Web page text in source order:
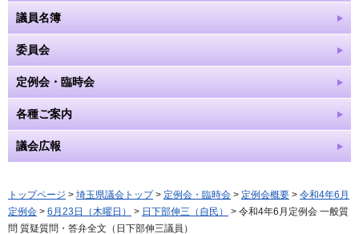
議員名簿
委員会
定例会・臨時会
各種ご案内
議会広報
トップページ > 埼玉県議会トップ> 定例会・臨時会 > 定例会概要 > 令和4年6月
定例会 > 6月23日（木曜日） > 日下部伸三（自民）
> 令和4年6月定例会 一般質
問 質疑質問・答弁全文（日下部伸三議員）